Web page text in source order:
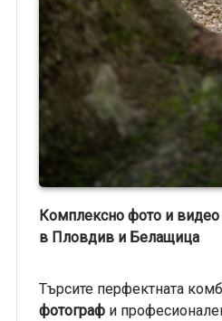
Комплексно фото и видео
в Пловдив и Белащица
Търсите перфектната
фотографи